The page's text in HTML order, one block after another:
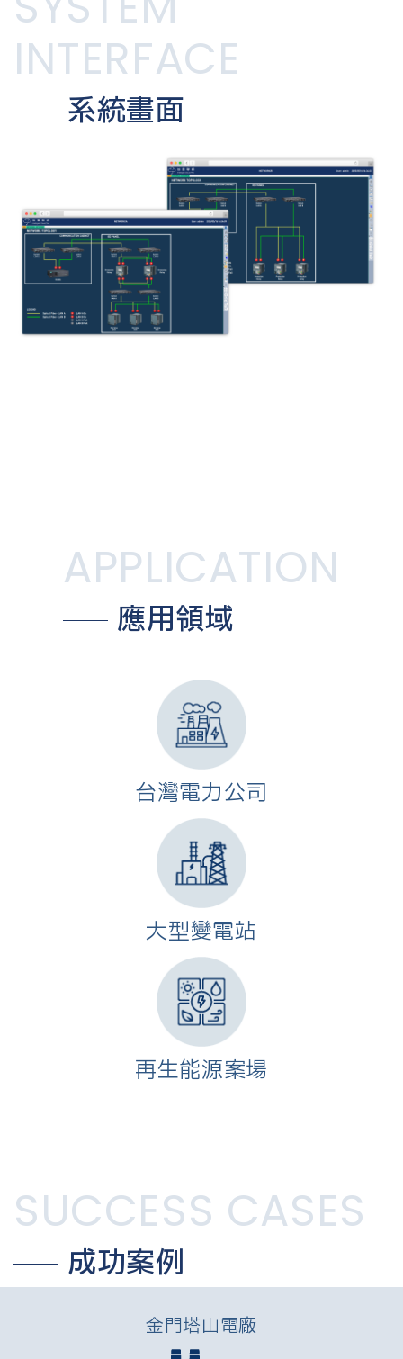
INTERFACE
系統畫面
APPLICATION
應用領域
台灣電力公司
大型變電站
再生能源案場
SUCCESS CASES
成功案例
金門塔山電廠​